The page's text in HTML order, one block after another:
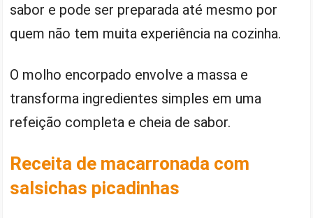
sabor e pode ser preparada até mesmo por
quem não tem muita experiência na cozinha.
O molho encorpado envolve a massa e
transforma ingredientes simples em uma
refeição completa e cheia de sabor.
Receita de macarronada com
salsichas picadinhas